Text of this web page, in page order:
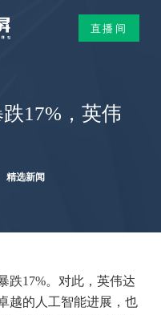
直播间
17%，英伟
精选新闻
跌17%。对此，英伟达
越的人工智能进展，也